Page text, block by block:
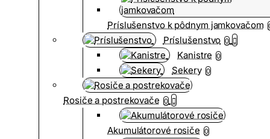
Príslušenstvo k pôdnym jamkovačom
Príslušenstvo 0
Kanistre 0
Sekery 0
Rosiče a postrekovače 0
Akumulátorové rosiče 0